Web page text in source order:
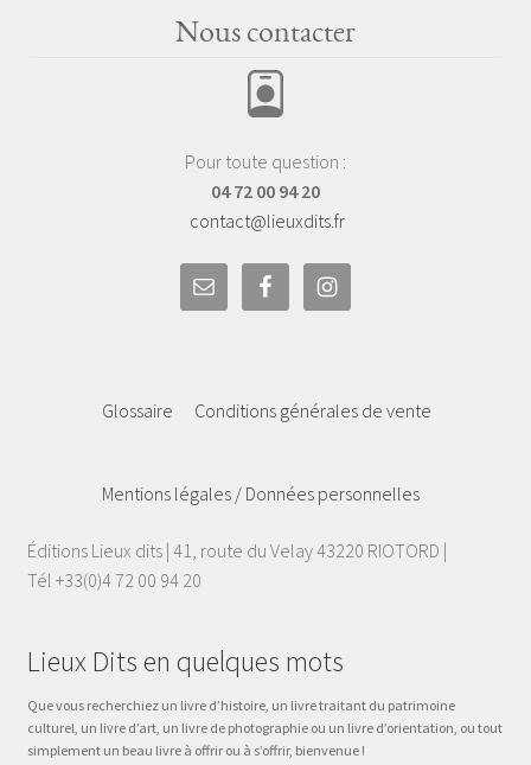
Nous contacter
Pour toute question :
04 72 00 94 20
contact@lieuxdits.fr
Glossaire Conditions générales de vente
Mentions légales / Données personnelles
Éditions Lieux dits | 41, route du Velay 43220 RIOTORD |
Tél +33(0)4 72 00 94 20
Lieux Dits en quelques mots
Que vous recherchiez un livre d’histoire, un livre traitant du patrimoine
culturel, un livre d’art, un livre de photographie ou un livre d’orientation, ou tout
simplement un beau livre à offrir ou à s’offrir, bienvenue !